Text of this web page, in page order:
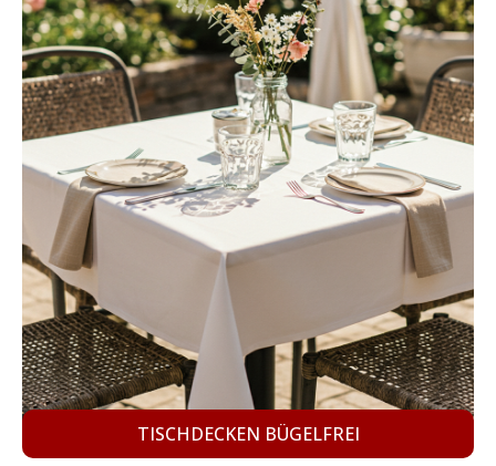
TISCHDECKEN BÜGELFREI